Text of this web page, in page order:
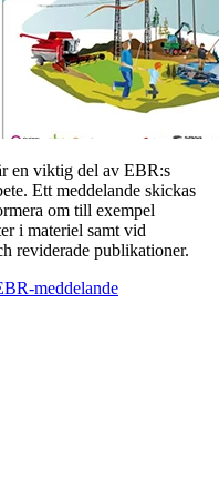
en viktig del av EBR:s
Ett meddelande skickas
om till exempel
i materiel samt vid
reviderade publikationer.
meddelande